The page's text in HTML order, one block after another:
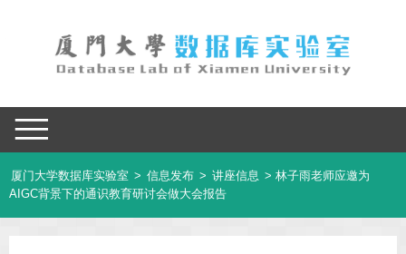
厦门大学数据库实验室 > 信息发布 > 讲座信息 > 林子雨老师应邀为
AIGC背景下的通识教育研讨会做大会报告